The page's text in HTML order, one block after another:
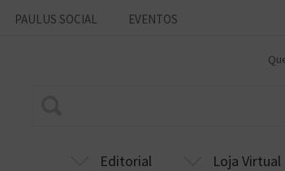
PAULUS SOCIAL EVENTOS
Editorial Loja Virtual